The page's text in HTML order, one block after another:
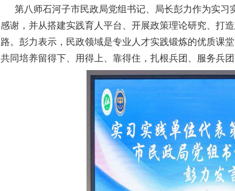
第八师石河子市民政局党组书记、局长彭力作为实
感谢，并从搭建实践育人平台、开展政策理论研究、打
路。彭力表示，民政领域是专业人才实践锻炼的优质课
共同培养留得下、用得上、靠得住，扎根兵团、服务兵团